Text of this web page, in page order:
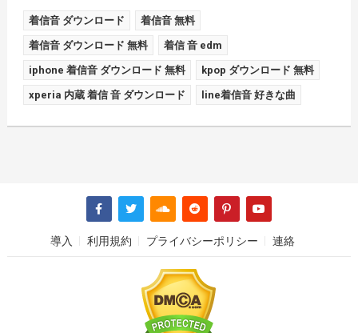
着信音 ダウンロード 着信音 無料
着信音 ダウンロード 無料 着信 音 edm
iphone 着信音 ダウンロード 無料 kpop ダウンロード 無料
xperia 内蔵 着信 音 ダウンロード line着信音 好きな曲
導入 利用規約 プライバシーポリシー 連絡